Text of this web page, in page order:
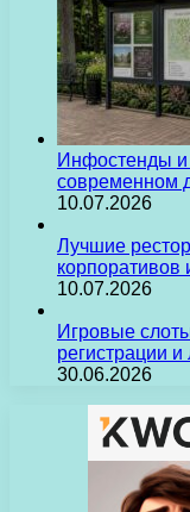
Инфостенды
современном
10.07.2026
Лучшие
корпоративов
10.07.2026
Игровые
регистрации и
30.06.2026